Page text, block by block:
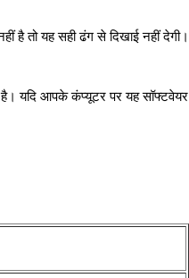
है तो यह सही ढंग से दिखाई नहीं देगी।
है। यदि आपके कंप्‍यूटर पर यह सॉफ्टवेयर